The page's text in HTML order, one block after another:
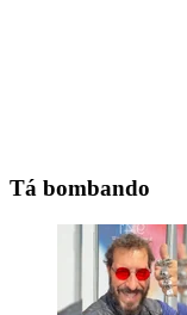
Tá bombando